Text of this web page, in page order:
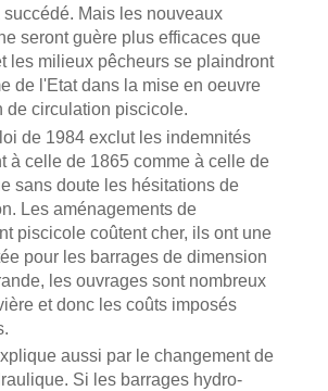
Mais les nouveaux
seront guère plus efficaces que
les milieux pêcheurs se plaindront
de l'Etat dans la mise en oeuvre
de circulation piscicole.
de 1984 exclut les indemnités
à celle de 1865 comme à celle de
sans doute les hésitations de
Les aménagements de
piscicole coûtent cher, ils ont une
pour les barrages de dimension
les ouvrages sont nombreux
et donc les coûts imposés
aussi par le changement de
Si les barrages hydro-